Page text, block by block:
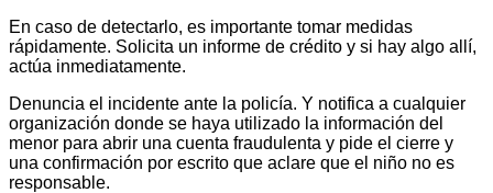
En caso de detectarlo, es importante tomar medidas
rápidamente. Solicita un informe de crédito y si hay algo allí,
actúa inmediatamente.
Denuncia el incidente ante la policía. Y notifica a cualquier
organización donde se haya utilizado la información del
menor para abrir una cuenta fraudulenta y pide el cierre y
una confirmación por escrito que aclare que el niño no es
responsable.